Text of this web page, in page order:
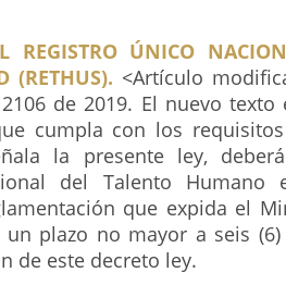
REGISTRO ÚNICO
(RETHUS). <Artículo
de 2019. El nuevo texto
cumpla con los
la presente ley,
del Talento Humano
que expida el
un plazo no mayor a seis
de este decreto ley.